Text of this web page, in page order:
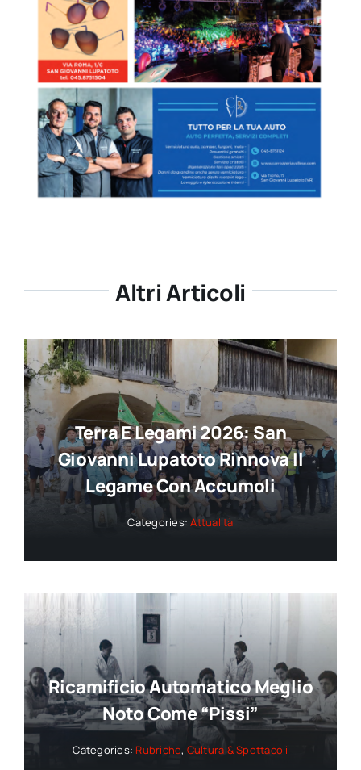
Altri Articoli
Terra E Legami 2026: San
Giovanni Lupatoto Rinnova Il
Legame Con Accumoli
Categories:Attualità
Ricamificio Automatico Meglio
Noto Come “Pissi”
Categories: Rubriche, Cultura & Spettacoli